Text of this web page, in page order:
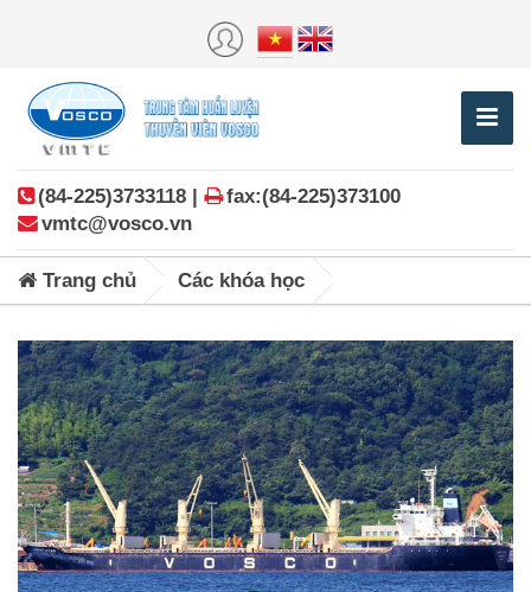
(84-225)3733118 |
fax:(84-225)373100
vmtc@vosco.vn
Trang chủ Các khóa học